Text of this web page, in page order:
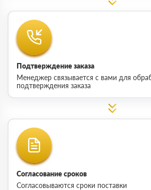
Подтверждение заказа
Менеджер связывается с вами для
подтверждения заказа
Согласование сроков
Согласовываются сроки поставки